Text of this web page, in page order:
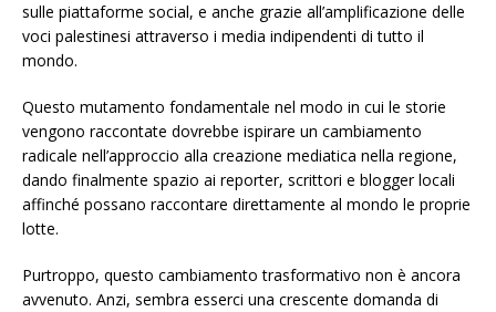
sulle piattaforme social, e anche grazie all’amplificazione delle
voci palestinesi attraverso i media indipendenti di tutto il
mondo.
Questo mutamento fondamentale nel modo in cui le storie
vengono raccontate dovrebbe ispirare un cambiamento
radicale nell’approccio alla creazione mediatica nella regione,
dando finalmente spazio ai reporter, scrittori e blogger locali
affinché possano raccontare direttamente al mondo le proprie
lotte.
Purtroppo, questo cambiamento trasformativo non è ancora
avvenuto. Anzi, sembra esserci una crescente domanda di